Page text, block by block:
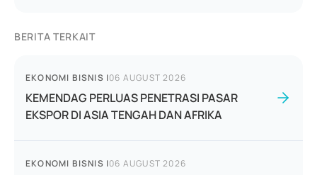
BERITA TERKAIT
EKONOMI BISNIS |06 AUGUST 2026
KEMENDAG PERLUAS PENETRASI PASAR
EKSPOR DI ASIA TENGAH DAN AFRIKA
EKONOMI BISNIS |06 AUGUST 2026